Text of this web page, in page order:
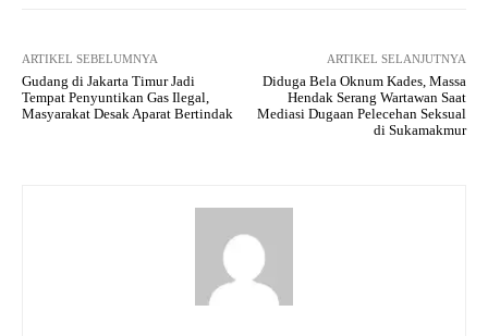
ARTIKEL SEBELUMNYA
Gudang di Jakarta Timur Jadi
Tempat Penyuntikan Gas Ilegal,
Masyarakat Desak Aparat Bertindak
ARTIKEL SELANJUTNYA
Diduga Bela Oknum Kades, Massa
Hendak Serang Wartawan Saat
Mediasi Dugaan Pelecehan Seksual
di Sukamakmur